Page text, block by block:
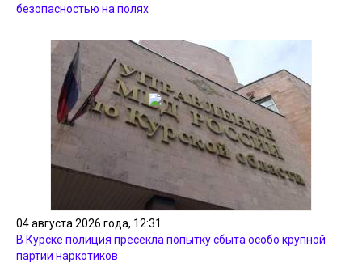
безопасностью на полях
04 августа 2026 года, 12:31
В Курске полиция пресекла попытку сбыта особо крупной
партии наркотиков